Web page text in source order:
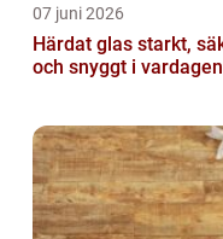
07 juni 2026
Härdat glas starkt, säkert
och snyggt i vardagen